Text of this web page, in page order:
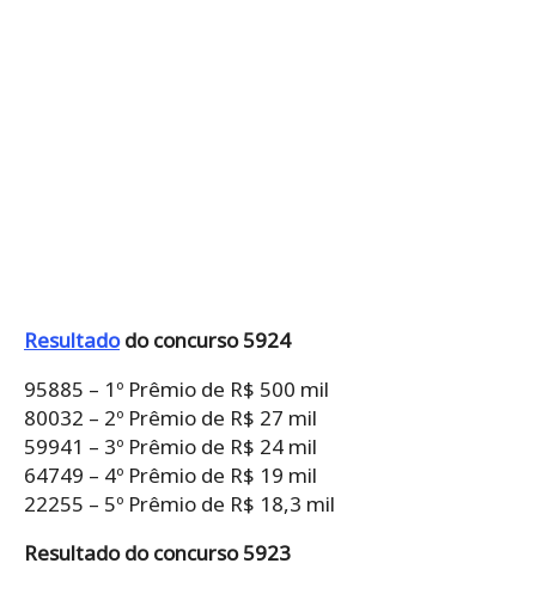
Resultadodo concurso 5924
95885 – 1º Prêmio de R$ 500 mil
80032 – 2º Prêmio de R$ 27 mil
59941 – 3º Prêmio de R$ 24 mil
64749 – 4º Prêmio de R$ 19 mil
22255 – 5º Prêmio de R$ 18,3 mil
Resultado do concurso 5923